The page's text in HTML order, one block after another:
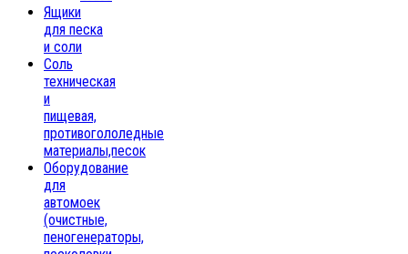
Ящики
для песка
и соли
Соль
техническая
и
пищевая,
противогололедные
материалы,песок
Oборудование
для
автомоек
(очистные,
пеногенераторы,